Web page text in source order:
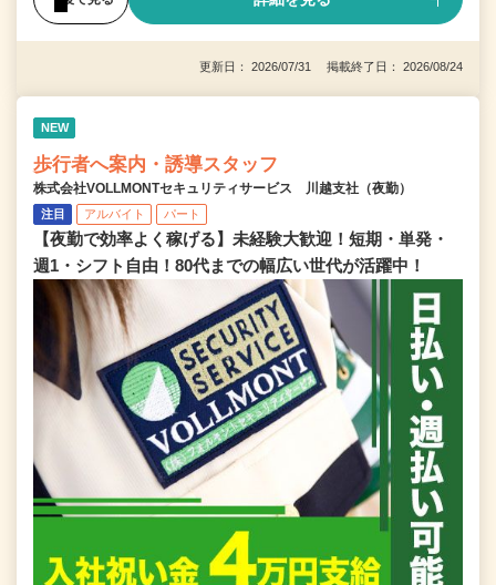
更新日： 2026/07/31 掲載終了日： 2026/08/24
NEW
歩行者へ案内・誘導スタッフ
株式会社VOLLMONTセキュリティサービス 川越支社（夜勤）
注目 アルバイト パート
【夜勤で効率よく稼げる】未経験大歓迎！短期・単発・
週1・シフト自由！80代までの幅広い世代が活躍中！